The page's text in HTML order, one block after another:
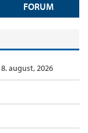
FORUM
8. august, 2026